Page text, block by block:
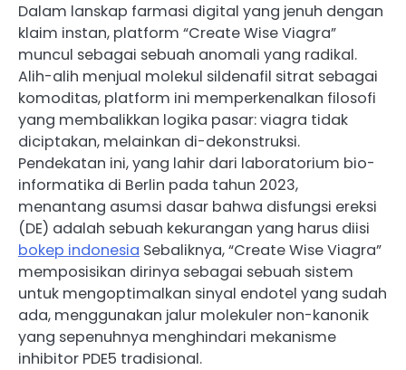
Dalam lanskap farmasi digital yang jenuh dengan
klaim instan, platform “Create Wise Viagra”
muncul sebagai sebuah anomali yang radikal.
Alih-alih menjual molekul sildenafil sitrat sebagai
komoditas, platform ini memperkenalkan filosofi
yang membalikkan logika pasar: viagra tidak
diciptakan, melainkan di-dekonstruksi.
Pendekatan ini, yang lahir dari laboratorium bio-
informatika di Berlin pada tahun 2023,
menantang asumsi dasar bahwa disfungsi ereksi
(DE) adalah sebuah kekurangan yang harus diisi
bokep indonesia Sebaliknya, “Create Wise Viagra”
memposisikan dirinya sebagai sebuah sistem
untuk mengoptimalkan sinyal endotel yang sudah
ada, menggunakan jalur molekuler non-kanonik
yang sepenuhnya menghindari mekanisme
inhibitor PDE5 tradisional.